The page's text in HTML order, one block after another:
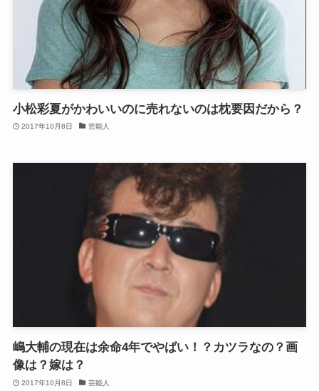
小松彩夏がかわいいのに売れないのは枕要因だから？
2017年10月8日 芸能人
嶋大輔の現在は余命4年でやばい！？カツラなの？画
像は？嫁は？
2017年10月8日 芸能人